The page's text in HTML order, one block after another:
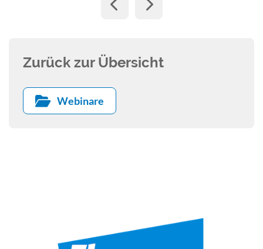
Zurück zur Übersicht
Webinare